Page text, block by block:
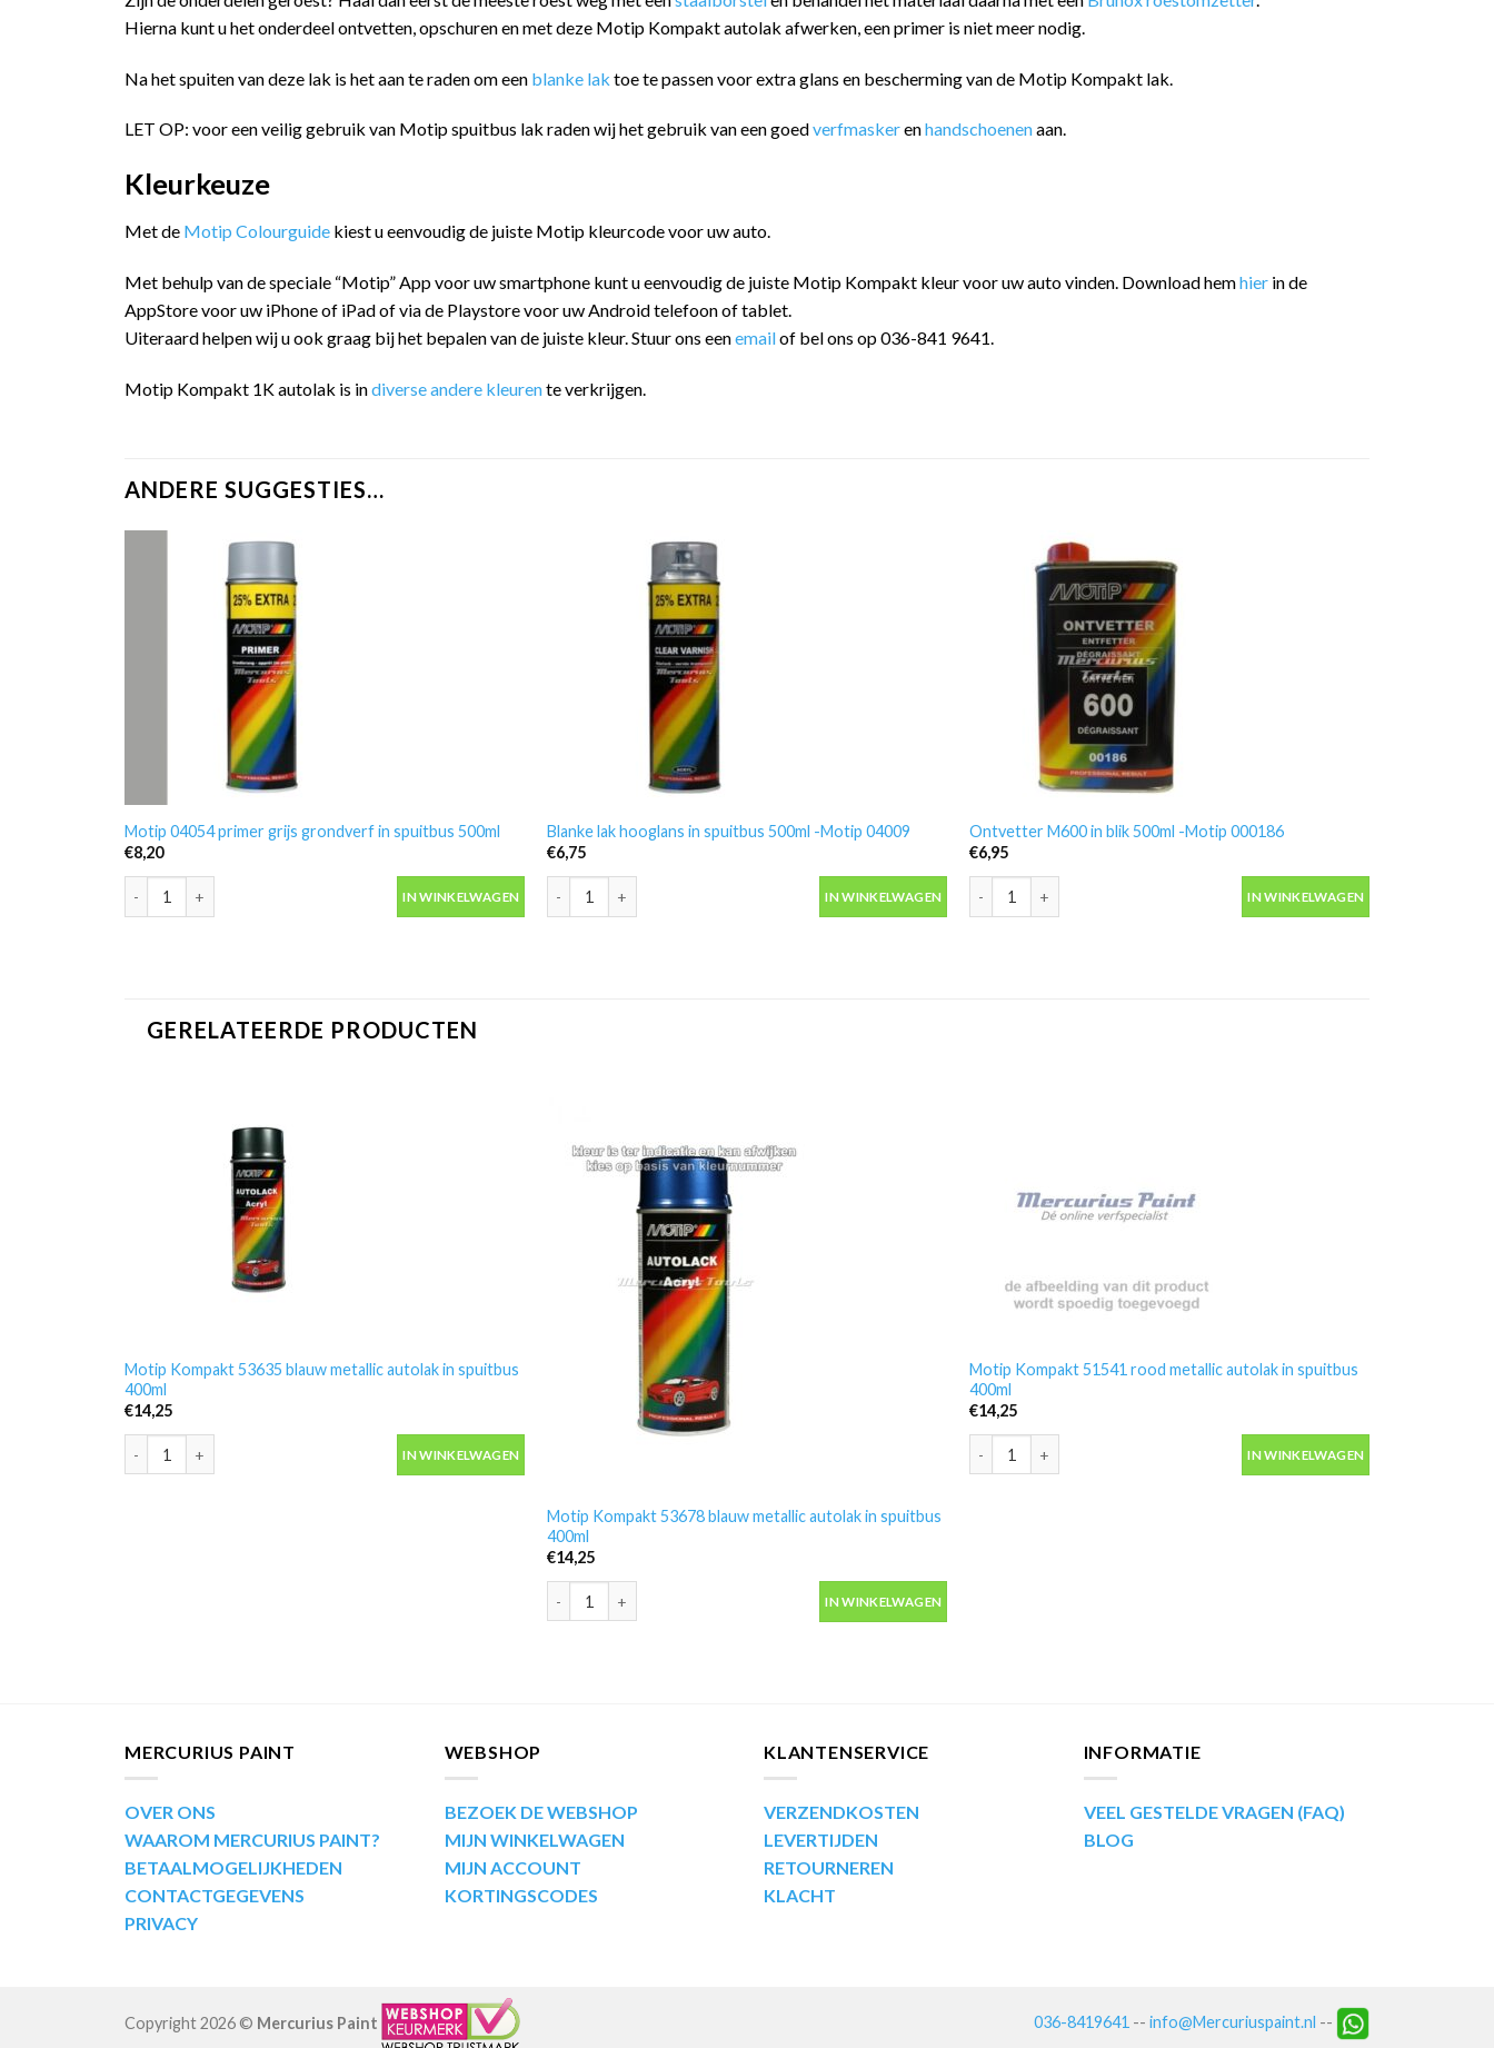
Hierna kunt u het onderdeel ontvetten, opschuren en met deze Motip Kompakt autolak afwerken, een primer is niet meer nodig.
Na het spuiten van deze lak is het aan te raden om een blanke lak toe te passen voor extra glans en bescherming van de Motip Kompakt lak.
LET OP: voor een veilig gebruik van Motip spuitbus lak raden wij het gebruik van een goedverfmaskerenhandschoenenaan.
Kleurkeuze
Met de Motip Colourguide kiest u eenvoudig de juiste Motip kleurcode voor uw auto.
Met behulp van de speciale “Motip” App voor uw smartphone kunt u eenvoudig de juiste Motip Kompakt kleur voor uw auto vinden. Download hemhier in de
AppStore voor uw iPhone of iPad of via de Playstore voor uw Android telefoon of tablet.
Uiteraard helpen wij u ook graag bij het bepalen van de juiste kleur. Stuur ons eenemailof bel ons op 036-841 9641.
Motip Kompakt 1K autolak is indiverse andere kleurente verkrijgen.
ANDERE SUGGESTIES…
Motip 04054 primer grijs grondverf in spuitbus 500ml
€8,20
Motip 04054 primer grijs grondverf in spuitbus 500ml aantal
IN WINKELWAGEN
Blanke lak hooglans in spuitbus 500ml -Motip 04009
€6,75
Blanke lak hooglans in spuitbus 500ml -Motip 04009 aantal
IN WINKELWAGEN
Ontvetter M600 in blik 500ml -Motip 000186
€6,95
Ontvetter M600 in blik 500ml -Motip 000186 aantal
IN WINKELWAGEN
GERELATEERDE PRODUCTEN
Motip Kompakt 53635 blauw metallic autolak in spuitbus
400ml
€14,25
Motip Kompakt 53635 blauw metallic autolak in spuitbus 400ml aantal
IN WINKELWAGEN
Motip Kompakt 53678 blauw metallic autolak in spuitbus
400ml
€14,25
Motip Kompakt 53678 blauw metallic autolak in spuitbus 400ml aantal
IN WINKELWAGEN
Motip Kompakt 51541 rood metallic autolak in spuitbus
400ml
€14,25
Motip Kompakt 51541 rood metallic autolak in spuitbus 400ml aantal
IN WINKELWAGEN
MERCURIUS PAINT
OVER ONS
WAAROM MERCURIUS PAINT?
BETAALMOGELIJKHEDEN
CONTACTGEGEVENS
PRIVACY
WEBSHOP
BEZOEK DE WEBSHOP
MIJN WINKELWAGEN
MIJN ACCOUNT
KORTINGSCODES
KLANTENSERVICE
VERZENDKOSTEN
LEVERTIJDEN
RETOURNEREN
KLACHT
INFORMATIE
VEEL GESTELDE VRAGEN (FAQ)
BLOG
036-8419641 -- info@Mercuriuspaint.nl --
Copyright 2026 © Mercurius Paint